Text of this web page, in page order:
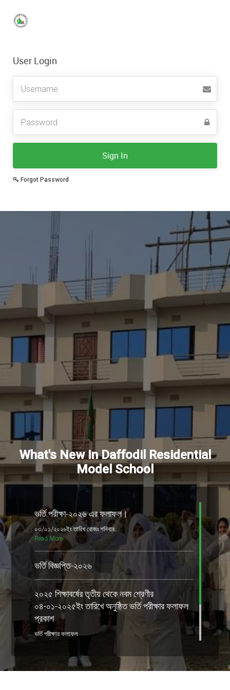
User Login
Username
Sign In
Forgot Password
What's New In Daffodil Residential
Model School
ভর্তি পরীক্ষা-২০২৬ এর ফলাফল।
০৩/০১/২০২৬ইং তারিখ রোজঃ শনিবার...
Read More
ভর্তি বিজ্ঞপ্তি-২০২৬
২০২৫ শিক্ষাবর্ষের তৃতীয় থেকে নবম শ্রেণীর
০৪-০১-২০২৫ইং তারিখে অনুষ্ঠিত ভর্তি পরীক্ষার ফলাফল
প্রকাশ
ভর্তি পরীক্ষার ফলাফল
ভর্তি বিজ্ঞপ্তি-২০২৫